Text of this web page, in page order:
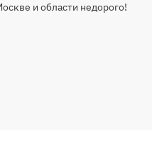
и области недорого!